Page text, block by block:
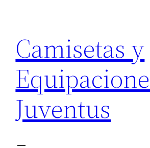
contenido
Camisetas y
Juventus